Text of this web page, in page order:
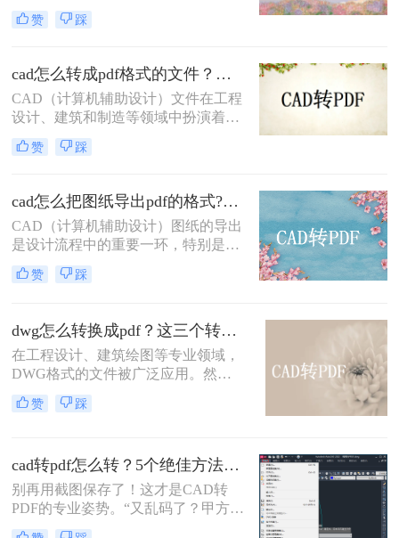
用，但有时候我们需要将这些文件转
换成PDF格式以便分享、查看或打
本文将介绍三种将CAD文件转换成
PDF的方法。
赞 踩
cad怎么转成pdf格式的文件？分享二种实用转换方法！
CAD（计算机辅助设计）文件在工程
设计、建筑和制造等领域中扮演着至
关重要的角色。然而，有时需要将
CAD文件转换为PDF格式以便于共
pdf格式的文件呢？本文将介绍两种将
CAD转换为PDF的方法。
赞 踩
cad怎么把图纸导出pdf的格式?了解下这二种转换方法！
CAD（计算机辅助设计）图纸的导出
是设计流程中的重要一环，特别是在
需要将设计成果与他人共享或进行打
印时，PDF格式因其跨平台兼容性和
把图纸导出pdf的格式呢？本文将介绍
两种将CAD图纸导出为PDF格式的方
法。
赞 踩
dwg怎么转换成pdf？这三个转换方法了解一下！
在工程设计、建筑绘图等专业领域，
DWG格式的文件被广泛应用。然
而，在某些情况下，我们可能需要将
其转换为PDF格式，以便更方便地共
换成PDF的方法。
赞 踩
cad转pdf怎么转？5个绝佳方法，工程师私藏技巧公开！
别再用截图保存了！这才是CAD转
PDF的专业姿势。“又乱码了？甲方说
图纸打不开！” 这是许多设计师和工